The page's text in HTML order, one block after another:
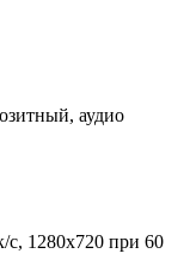
аудио
с, 1280x720 при 60